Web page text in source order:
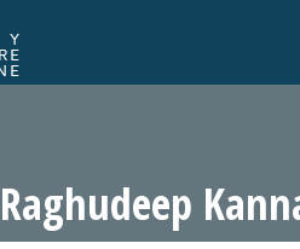
NOU
Raghudeep